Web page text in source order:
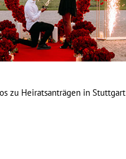
zu Heiratsanträgen in Stuttgart